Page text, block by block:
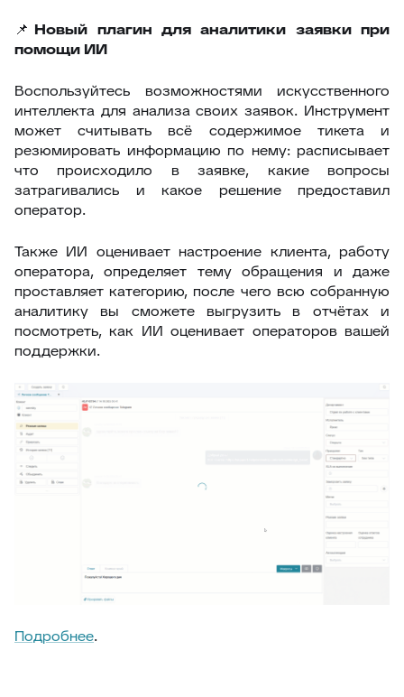
📌 Новый плагин для аналитики заявки при
помощи ИИ
Воспользуйтесь возможностями искусственного
интеллекта для анализа своих заявок. Инструмент
может считывать всё содержимое тикета и
резюмировать информацию по нему: расписывает
что происходило в заявке, какие вопросы
затрагивались и какое решение предоставил
оператор.
Также ИИ оценивает настроение клиента, работу
оператора, определяет тему обращения и даже
проставляет категорию, после чего всю собранную
аналитику вы сможете выгрузить в отчётах и
посмотреть, как ИИ оценивает операторов вашей
поддержки.
Подробнее.